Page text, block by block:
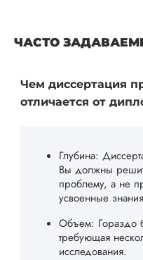
ЧАСТО
Чем диссертация
отличается от
Глубина:
Вы должны
проблему, а не
усвоенные
Объем: Гораздо
требующая
исследования.